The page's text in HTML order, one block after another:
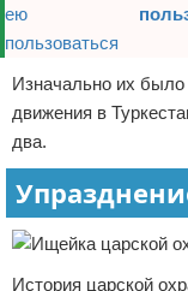
Изначально их было
движения в
два.
История царской